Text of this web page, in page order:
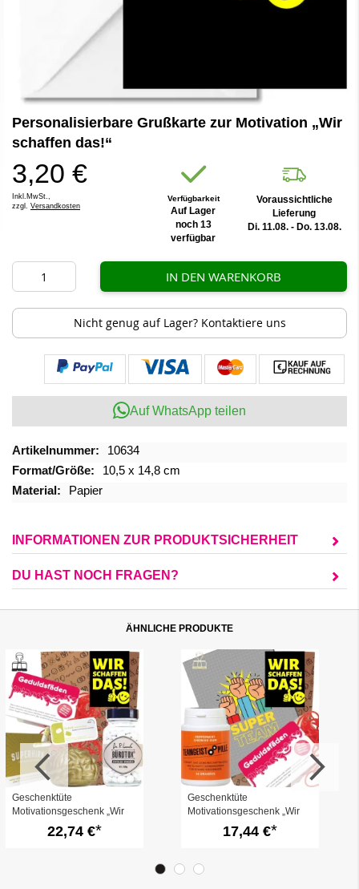
Anfang
der
springen
Personalisierbare Grußkarte zur Motivation „Wir
schaffen das!“
3,20 €
Inkl.MwSt.,
zzgl. Versandkosten
Verfügbarkeit
Auf Lager
noch 13
verfügbar
Voraussichtliche
Lieferung
Di. 11.08. - Do. 13.08.
IN DEN WARENKORB
Nicht genug auf Lager? Kontaktiere uns
Auf WhatsApp teilen
Mehr
Informationen
10634
10,5 x 14,8 cm
Papier
INFORMATIONEN ZUR PRODUKTSICHERHEIT
DU HAST NOCH FRAGEN?
ÄHNLICHE PRODUKTE
Geschenktüte
Motivationsgeschenk „Wir
schaffen das!“ (Set 4)
22,74 €
Geschenktüte
Motivationsgeschenk „Wir
schaffen das!“ (Set 2)
17,44 €